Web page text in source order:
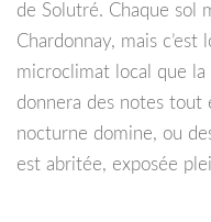
de Solutré. Chaque sol
Chardonnay, mais c’est
microclimat local que
donnera des notes
nocturne domine, ou
est abritée, exposée